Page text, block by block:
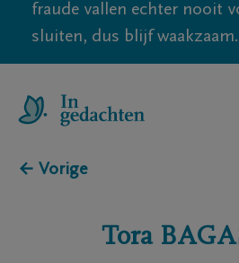
fraude vallen echter nooit
sluiten, dus blijf waakzaam.
← Vorige
Tora